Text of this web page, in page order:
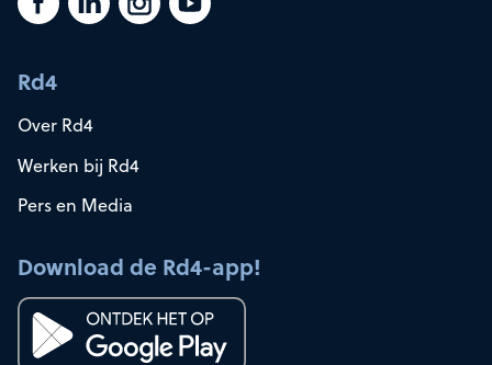
Rd4
Over Rd4
Werken bij Rd4
Pers en Media
Download de Rd4-app!